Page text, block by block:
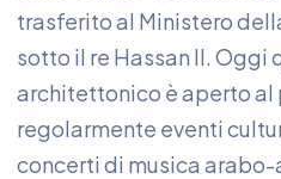
trasferito al Ministero
sotto il re Hassan II. Oggi
architettonico è aperto al
regolarmente eventi
concerti di musica arabo-